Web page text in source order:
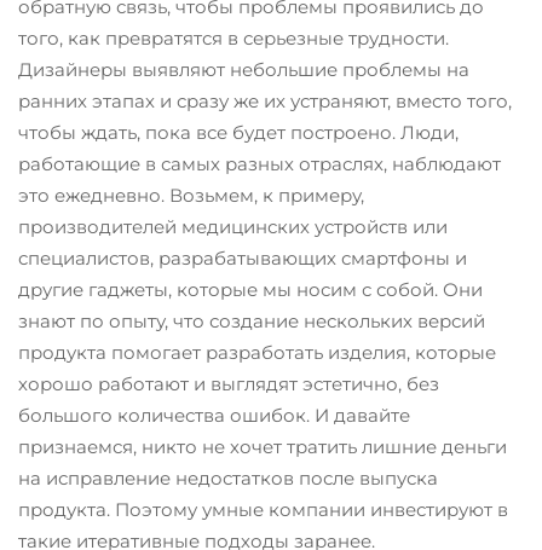
обратную связь, чтобы проблемы проявились до
того, как превратятся в серьезные трудности.
Дизайнеры выявляют небольшие проблемы на
ранних этапах и сразу же их устраняют, вместо того,
чтобы ждать, пока все будет построено. Люди,
работающие в самых разных отраслях, наблюдают
это ежедневно. Возьмем, к примеру,
производителей медицинских устройств или
специалистов, разрабатывающих смартфоны и
другие гаджеты, которые мы носим с собой. Они
знают по опыту, что создание нескольких версий
продукта помогает разработать изделия, которые
хорошо работают и выглядят эстетично, без
большого количества ошибок. И давайте
признаемся, никто не хочет тратить лишние деньги
на исправление недостатков после выпуска
продукта. Поэтому умные компании инвестируют в
такие итеративные подходы заранее.